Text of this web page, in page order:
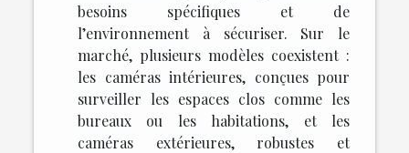
besoins spécifiques et de
l’environnement à sécuriser. Sur le
marché, plusieurs modèles coexistent :
les caméras intérieures, conçues pour
surveiller les espaces clos comme les
bureaux ou les habitations, et les
caméras extérieures, robustes et